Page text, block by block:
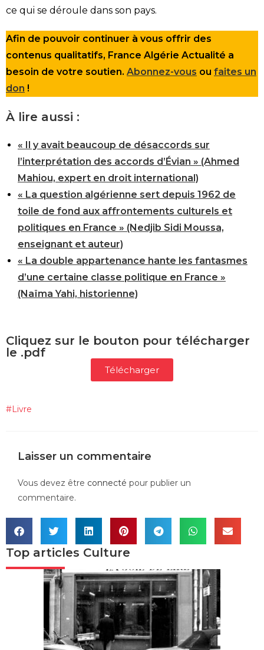
ce qui se déroule dans son pays.
Afin de pouvoir continuer à vous offrir des
contenus qualitatifs, France Algérie Actualité a
besoin de votre soutien. Abonnez-vous ou faites un
don !
À lire aussi :
« Il y avait beaucoup de désaccords sur
l’interprétation des accords d’Évian » (Ahmed
Mahiou, expert en droit international)
« La question algérienne sert depuis 1962 de
toile de fond aux affrontements culturels et
politiques en France » (Nedjib Sidi Moussa,
enseignant et auteur)
« La double appartenance hante les fantasmes
d’une certaine classe politique en France »
(Naïma Yahi, historienne)
Cliquez sur le bouton pour télécharger
le .pdf
Télécharger
#Livre
Laisser un commentaire
Vous devez être connecté pour publier un
commentaire.
Top articles Culture